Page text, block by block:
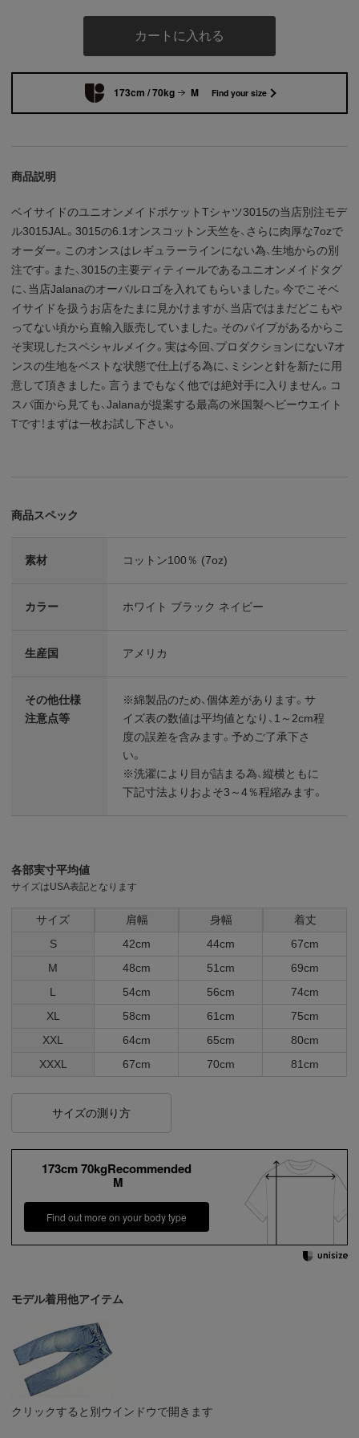
カートに入れる
173cm / 70kg M Find your size
商品説明
ベイサイドのユニオンメイドポケットTシャツ3015の当店別注モデ
ル3015JAL。3015の6.1オンスコットン天竺を、さらに肉厚な7ozで
オーダー。このオンスはレギュラーラインにない為、生地からの別
注です。また、3015の主要ディティールであるユニオンメイドタグ
に、当店Jalanaのオーバルロゴを入れてもらいました。今でこそベ
イサイドを扱うお店をたまに見かけますが、当店ではまだどこもや
ってない頃から直輸入販売していました。そのパイプがあるからこ
そ実現したスペシャルメイク。実は今回、プロダクションにない7オ
ンスの生地をベストな状態で仕上げる為に、ミシンと針を新たに用
意して頂きました。言うまでもなく他では絶対手に入りません。コ
スパ面から見ても、Jalanaが提案する最高の米国製ヘビーウエイト
Tです！まずは一枚お試し下さい。
商品スペック
素材 コットン100％ (7oz)
カラー ホワイト ブラック ネイビー
生産国 アメリカ
その他仕様
注意点等
※綿製品のため、個体差があります。サ
イズ表の数値は平均値となり、1～2cm程
度の誤差を含みます。予めご了承下さ
い。
※洗濯により目が詰まる為、縦横ともに
下記寸法よりおよそ3～4％程縮みます。
各部実寸平均値
サイズはUSA表記となります
サイズ 肩幅 身幅
着丈
S
42cm 44cm
67cm
M
48cm 51cm
69cm
L
54cm 56cm
74cm
XL
58cm 61cm
75cm
XXL
64cm 65cm
80cm
XXXL
67cm 70cm 81cm
サイズの測り方
173cm 70kgRecommended
M
Find out more on your body type
モデル着用他アイテム
クリックすると別ウインドウで開きます